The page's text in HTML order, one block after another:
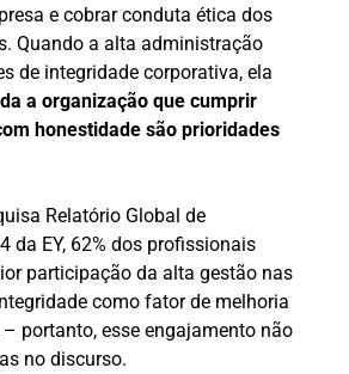
e cobrar conduta ética dos
Quando a alta administração
de integridade corporativa, ela
a organização que cumprir
honestidade são prioridades
Relatório Global de
da EY, 62% dos profissionais
participação da alta gestão nas
como fator de melhoria
portanto, esse engajamento não
no discurso.